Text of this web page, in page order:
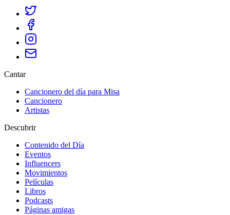
Cantar
Cancionero del día para Misa
Cancionero
Artistas
Descubrir
Contenido del Día
Eventos
Influencers
Movimientos
Películas
Libros
Podcasts
Páginas amigas